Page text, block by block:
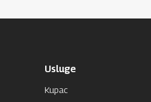
Usluge
Kupac